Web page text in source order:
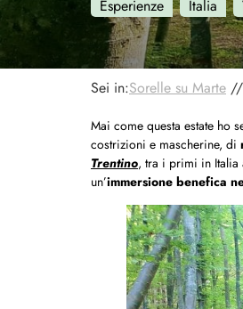
Esperienze Italia
Sei in:Sorelle su Marte //
Mai come questa estate ho
costrizioni e mascherine, di
Trentino, tra i primi in Italia
un’immersione benefica